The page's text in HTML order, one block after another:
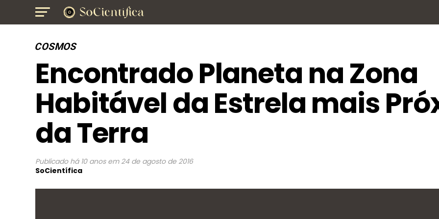
COSMOS
Encontrado Planeta na Zona
Habitável da Estrela mais
da Terra
Publicado há 10 anos em 24 de agosto de 2016
SoCientífica